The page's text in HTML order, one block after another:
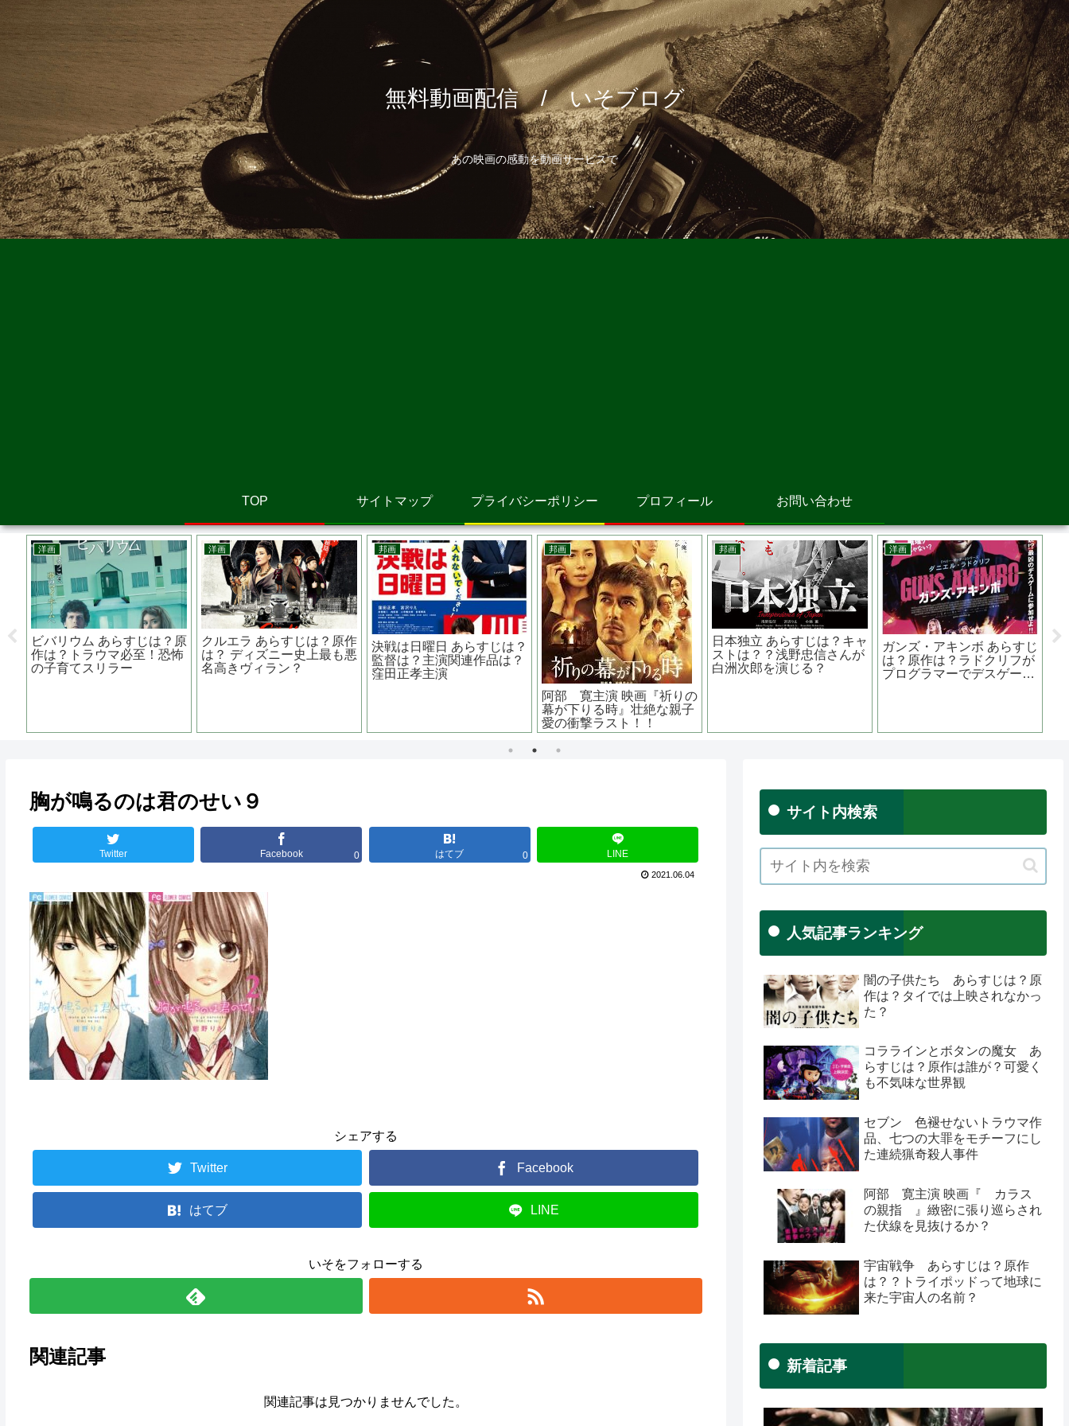
無料動画配信 / いそブログ
あの映画の感動を動画サービスで
TOP サイトマップ プライバシーポリシー プロフィール お問い合わせ
らすじ
フが
邦画
３９刑法第三十九条 あら
すじは？共演NGの鈴木京
香が主演する息詰まるサス
韓国映画
食われる家族 あらすじは？
原作は？ 韓国の小説アーモ
ンドって？
洋画
宇宙戦争 あらすじは？原
作は？？トライポッドって
地球に来た宇宙人の名前？
邦画
さがす あらすじは？監督
は？主演関連作品は？ 佐藤
二朗主演
邦画
彼女がその名を知らない鳥
たち ネタバレ 白石和彌
監督が映画化した恋愛ミス
邦画
劇場版 殺意の道程 あらす
じは？原作は？ロケ地は？
バカリズム脚本
胸が鳴るのは君のせい９
Twitter Facebook 0 はてブ 0 LINE
2021.06.04
シェアする
Twitter Facebook
はてブ LINE
いそをフォローする
関連記事
関連記事は見つかりませんでした。
サイト内検索
人気記事ランキング
闇の子供たち あらすじは？原
作は？タイでは上映されなかっ
た？
コララインとボタンの魔女 あ
らすじは？原作は誰が？可愛く
も不気味な世界観
セブン 色褪せないトラウマ作
品、七つの大罪をモチーフにし
た連続猟奇殺人事件
阿部 寛主演 映画『 カラス
の親指 』緻密に張り巡らされ
た伏線を見抜けるか？
宇宙戦争 あらすじは？原作
は？？トライポッドって地球に
来た宇宙人の名前？
新着記事